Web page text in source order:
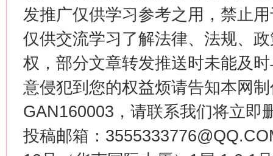
发推广仅供学习参考之用，禁止
仅供交流学习了解法律、法规、
权，部分文章转发推送时未能及
意侵犯到您的权益烦请告知本网
GAN160003，请联系我们将立即
投稿邮箱：
今